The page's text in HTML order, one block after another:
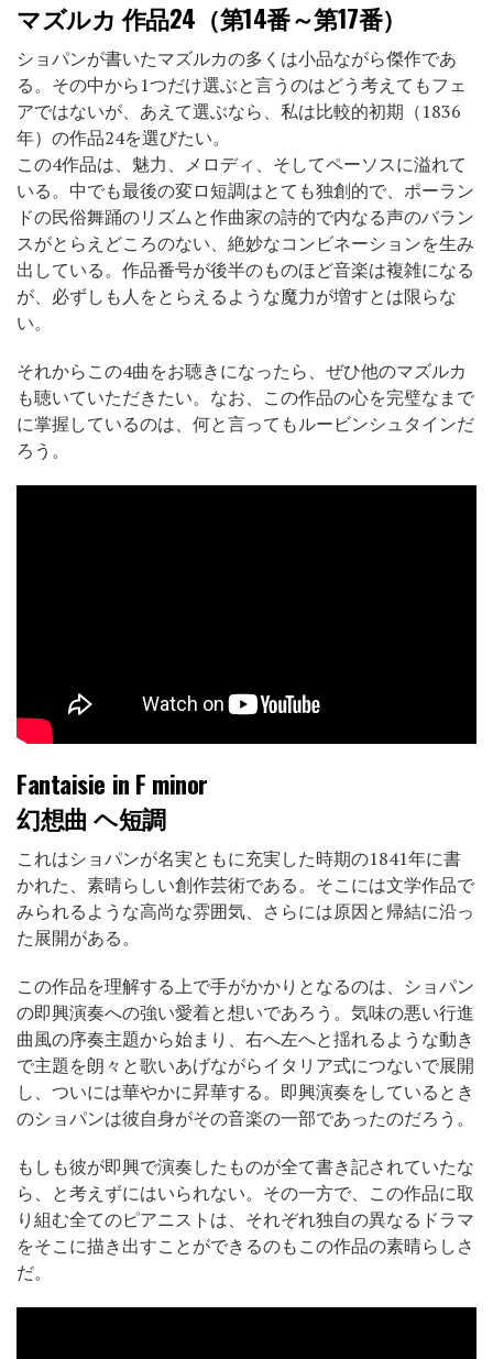
マズルカ 作品24（第14番～第17番）
ショパンが書いたマズルカの多くは小品ながら傑作であ
る。その中から1つだけ選ぶと言うのはどう考えてもフェ
アではないが、あえて選ぶなら、私は比較的初期（1836
年）の作品24を選びたい。
この4作品は、魅力、メロディ、そしてペーソスに溢れて
いる。中でも最後の変ロ短調はとても独創的で、ポーラン
ドの民俗舞踊のリズムと作曲家の詩的で内なる声のバラン
スがとらえどころのない、絶妙なコンビネーションを生み
出している。作品番号が後半のものほど音楽は複雑になる
が、必ずしも人をとらえるような魔力が増すとは限らな
い。
それからこの4曲をお聴きになったら、ぜひ他のマズルカ
も聴いていただきたい。なお、この作品の心を完璧なまで
に掌握しているのは、何と言ってもルービンシュタインだ
ろう。
Fantaisie in F minor
幻想曲 ヘ短調
これはショパンが名実ともに充実した時期の1841年に書
かれた、素晴らしい創作芸術である。そこには文学作品で
みられるような高尚な雰囲気、さらには原因と帰結に沿っ
た展開がある。
この作品を理解する上で手がかかりとなるのは、ショパン
の即興演奏への強い愛着と想いであろう。気味の悪い行進
曲風の序奏主題から始まり、右へ左へと揺れるような動き
で主題を朗々と歌いあげながらイタリア式につないで展開
し、ついには華やかに昇華する。即興演奏をしているとき
のショパンは彼自身がその音楽の一部であったのだろう。
もしも彼が即興で演奏したものが全て書き記されていたな
ら、と考えずにはいられない。その一方で、この作品に取
り組む全てのピアニストは、それぞれ独自の異なるドラマ
をそこに描き出すことができるのもこの作品の素晴らしさ
だ。